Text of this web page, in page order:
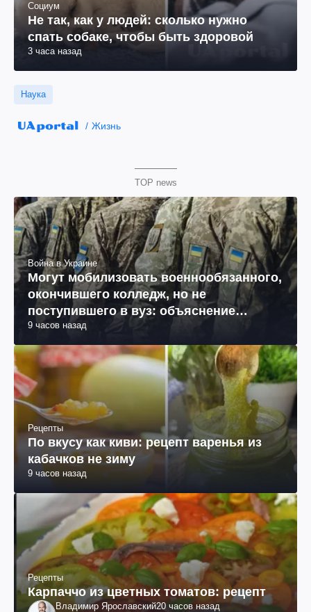
Социум
Не так, как у людей: сколько нужно
спать собаке, чтобы быть здоровой
3 часа назад
Наука
Жизнь
TOP news
Война в Украине
Могут мобилизовать военнообязанного,
окончившего колледж, но не
поступившего в вуз: объяснение
юриста
9 часов назад
Рецепты
По вкусу как киви: рецепт варенья из
кабачков не зиму
9 часов назад
Рецепты
Карпаччо из цветных томатов: рецепт
Владимир Ярославский20 часов назад